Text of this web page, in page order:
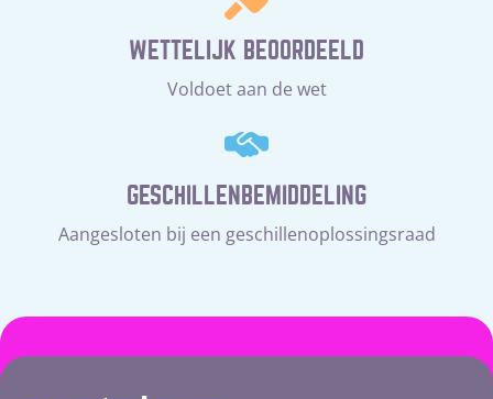
WETTELIJK BEOORDEELD
Voldoet aan de wet
GESCHILLENBEMIDDELING
Aangesloten bij een geschillenoplossingsraad